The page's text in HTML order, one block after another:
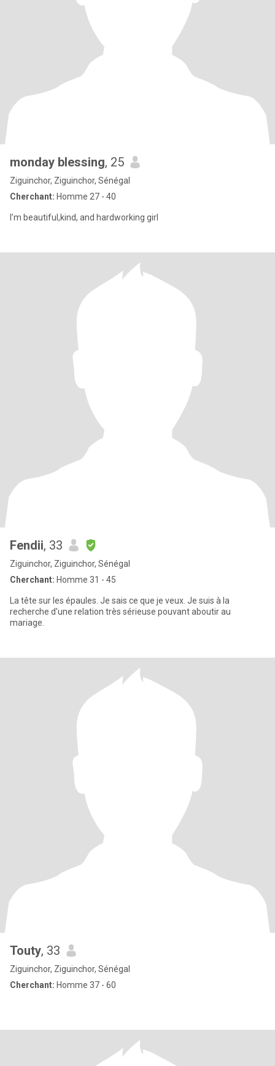
monday blessing, 25
Ziguinchor, Ziguinchor, Sénégal
Cherchant: Homme 27 - 40
I’m beautiful,kind, and hardworking girl
Fendii, 33
Ziguinchor, Ziguinchor, Sénégal
Cherchant: Homme 31 - 45
La tête sur les épaules. Je sais ce que je veux. Je suis à la
recherche d'une relation très sérieuse pouvant aboutir au
mariage.
Touty, 33
Ziguinchor, Ziguinchor, Sénégal
Cherchant: Homme 37 - 60